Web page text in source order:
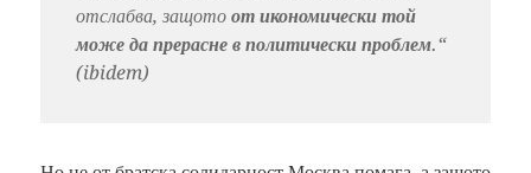
отслабва, защото от икономически той
може да прерасне в политически проблем.“
(ibidem)